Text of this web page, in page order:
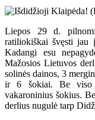
Liepos 29 d.
ratiliokiškai švęsti jau
Kadangi esu
Mažosios Lietuvos
solinės dainos, 3
ir 6 šokiai. Be viso
vakaroninius šokius.
derlius nugulė tarp